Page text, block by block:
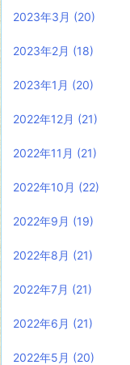
2023年3月 (20)
2023年2月 (18)
2023年1月 (20)
2022年12月 (21)
2022年11月 (21)
2022年10月 (22)
2022年9月 (19)
2022年8月 (21)
2022年7月 (21)
2022年6月 (21)
2022年5月 (20)